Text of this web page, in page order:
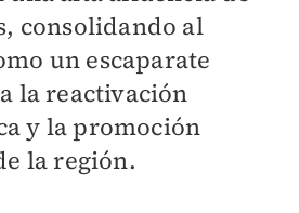
consolidando al
un escaparate
la reactivación
y la promoción
la región.